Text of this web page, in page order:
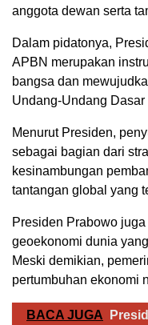
anggota dewan serta
Dalam pidatonya,
APBN merupakan
bangsa dan
Undang-Undang Dasar
Menurut Presiden,
sebagai bagian dari
kesinambungan
tantangan global yang
Presiden Prabowo
geoekonomi dunia
Meski demikian,
pertumbuhan ekonomi
BACA JUGA